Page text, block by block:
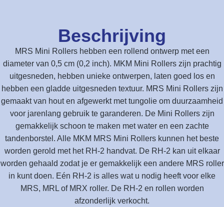
Beschrijving
MRS Mini Rollers hebben een rollend ontwerp met een
diameter van 0,5 cm (0,2 inch). MKM Mini Rollers zijn prachtig
uitgesneden, hebben unieke ontwerpen, laten goed los en
hebben een gladde uitgesneden textuur. MRS Mini Rollers zijn
gemaakt van hout en afgewerkt met tungolie om duurzaamheid
voor jarenlang gebruik te garanderen. De Mini Rollers zijn
gemakkelijk schoon te maken met water en een zachte
tandenborstel. Alle MKM MRS Mini Rollers kunnen het beste
worden gerold met het RH-2 handvat. De RH-2 kan uit elkaar
worden gehaald zodat je er gemakkelijk een andere MRS roller
in kunt doen. Eén RH-2 is alles wat u nodig heeft voor elke
MRS, MRL of MRX roller. De RH-2 en rollen worden
afzonderlijk verkocht.